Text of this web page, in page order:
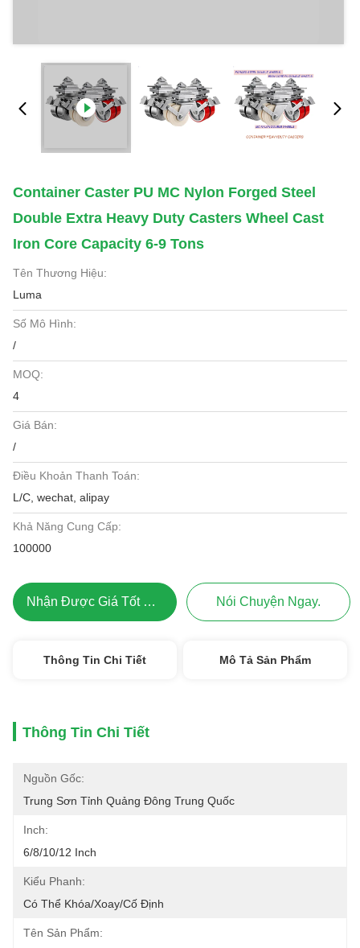
Container Caster PU MC Nylon Forged Steel
Double Extra Heavy Duty Casters Wheel Cast
Iron Core Capacity 6-9 Tons
Tên Thương Hiệu:
Luma
Số Mô Hình:
/
MOQ:
4
Giá Bán:
/
Điều Khoản Thanh Toán:
L/C, wechat, alipay
Khả Năng Cung Cấp:
100000
Nhận Được Giá Tốt Nhất Nói Chuyện Ngay.
Thông Tin Chi Tiết Mô Tả Sản Phẩm
Thông Tin Chi Tiết
Nguồn Gốc:
Trung Sơn Tỉnh Quảng Đông Trung Quốc
Inch:
6/8/10/12 Inch
Kiểu Phanh:
Có Thể Khóa/xoay/cố Định
Tên Sản Phẩm: